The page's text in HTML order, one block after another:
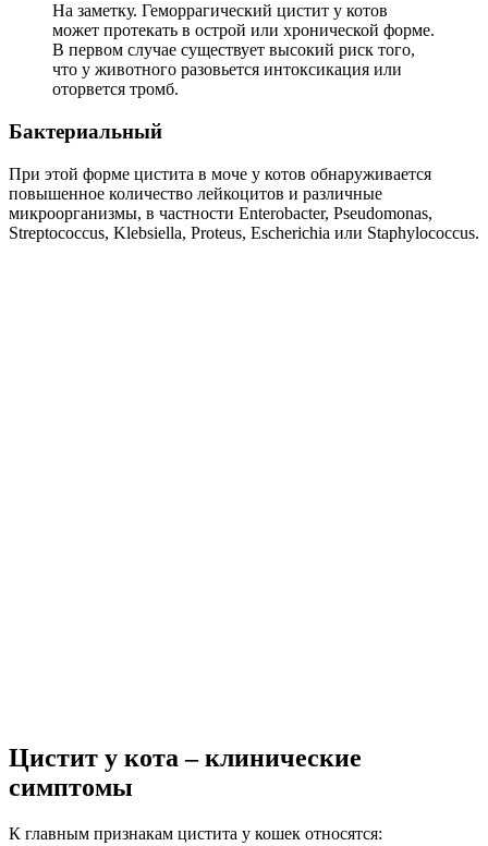
На заметку. Геморрагический цистит у котов
может протекать в острой или хронической форме.
В первом случае существует высокий риск того,
что у животного разовьется интоксикация или
оторвется тромб.
Бактериальный
При этой форме цистита в моче у котов обнаруживается
повышенное количество лейкоцитов и различные
микроорганизмы, в частности Enterobacter, Pseudomonas,
Streptococcus, Klebsiella, Proteus, Escherichia или Staphylococcus.
Цистит у кота – клинические
симптомы
К главным признакам цистита у кошек относятся: